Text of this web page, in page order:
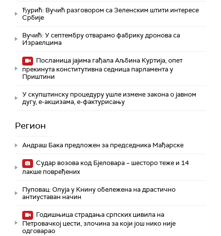
Ђурић: Вучић разговором са Зеленским штити интересе
Србије
Вучић: У септембру отварамо фабрику дронова са
Израелцима
Посланица јајима гађала Аљбина Куртија, опет
прекинута конститутивна седница парламента у
Приштини
У скупштинску процедуру ушле измене закона о јавном
дугу, е-акцизама, е-фактурисању
Регион
Андраш Бакa предложен за председника Мађарске
Судар возова код Бјеловара – шесторо теже и 14
лакше повређених
Пуповац: Олуја у Книну обележена на драстично
антиуставан начин
Годишњица страдања српских цивила на
Петровачкој цести, злочина за који још нико није
одговарао